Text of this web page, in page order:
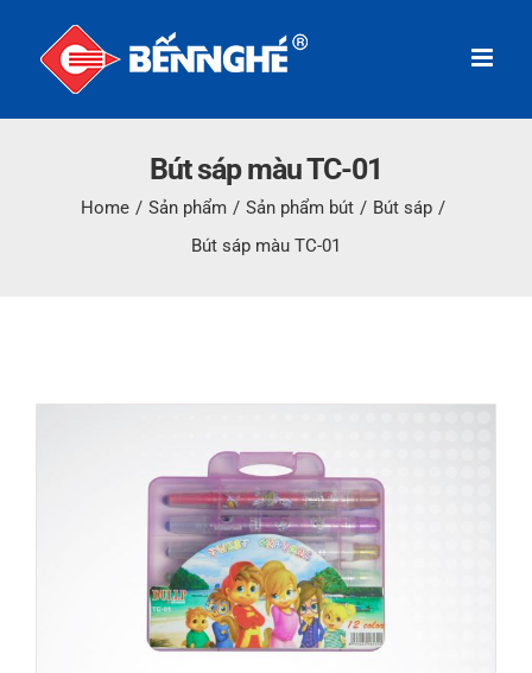
Bút sáp màu TC-01
Home / Sản phẩm / Sản phẩm bút / Bút sáp /
Bút sáp màu TC-01